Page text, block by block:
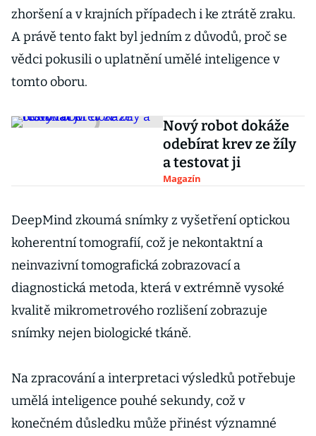
zhoršení a v krajních případech i ke ztrátě zraku.
A právě tento fakt byl jedním z důvodů, proč se
vědci pokusili o uplatnění umělé inteligence v
tomto oboru.
Nový robot dokáže
odebírat krev ze žíly
a testovat ji
Magazín
DeepMind zkoumá snímky z vyšetření optickou
koherentní tomografií, což je nekontaktní a
neinvazivní tomografická zobrazovací a
diagnostická metoda, která v extrémně vysoké
kvalitě mikrometrového rozlišení zobrazuje
snímky nejen biologické tkáně.
Na zpracování a interpretaci výsledků potřebuje
umělá inteligence pouhé sekundy, což v
konečném důsledku může přinést významné